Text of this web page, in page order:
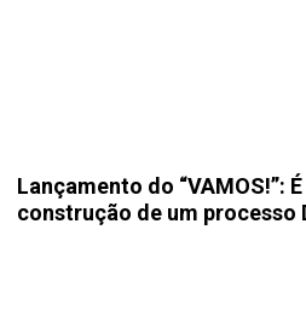
Lançamento do “VAMOS!”:
construção de um processo